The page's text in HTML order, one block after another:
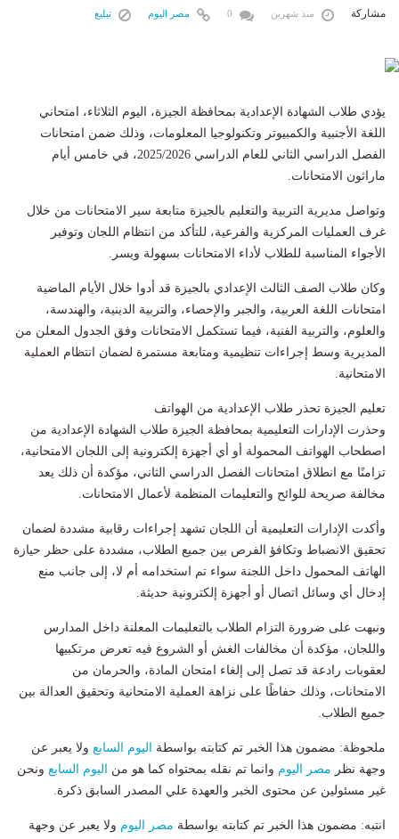
مشاركة منذ شهرين مصر اليوم تبليغ
يؤدي طلاب الشهادة الإعدادية بمحافظة الجيزة، اليوم الثلاثاء، امتحاني
اللغة الأجنبية والكمبيوتر وتكنولوجيا المعلومات، وذلك ضمن امتحانات
الفصل الدراسي الثاني للعام الدراسي 2025/2026، في خامس أيام
ماراثون الامتحانات.
وتواصل مديرية التربية والتعليم بالجيزة متابعة سير الامتحانات من خلال
غرف العمليات المركزية والفرعية، للتأكد من انتظام اللجان وتوفير
الأجواء المناسبة للطلاب لأداء الامتحانات بسهولة ويسر.
وكان طلاب الصف الثالث الإعدادي بالجيزة قد أدوا خلال الأيام الماضية
امتحانات اللغة العربية، والجبر والإحصاء، والتربية الدينية، والهندسة،
والعلوم، والتربية الفنية، فيما تستكمل الامتحانات وفق الجدول المعلن من
المديرية وسط إجراءات تنظيمية ومتابعة مستمرة لضمان انتظام العملية
الامتحانية.
تعليم الجيزة تحذر طلاب الإعدادية من الهواتف
وحذرت الإدارات التعليمية بمحافظة الجيزة طلاب الشهادة الإعدادية من
اصطحاب الهواتف المحمولة أو أي أجهزة إلكترونية إلى اللجان الامتحانية،
تزامنًا مع انطلاق امتحانات الفصل الدراسي الثاني، مؤكدة أن ذلك يعد
مخالفة صريحة للوائح والتعليمات المنظمة لأعمال الامتحانات.
وأكدت الإدارات التعليمية أن اللجان تشهد إجراءات رقابية مشددة لضمان
تحقيق الانضباط وتكافؤ الفرص بين جميع الطلاب، مشددة على حظر حيازة
الهاتف المحمول داخل اللجنة سواء تم استخدامه أم لا، إلى جانب منع
إدخال أي وسائل اتصال أو أجهزة إلكترونية حديثة.
ونبهت على ضرورة التزام الطلاب بالتعليمات المعلنة داخل المدارس
واللجان، مؤكدة أن مخالفات الغش أو الشروع فيه تعرض مرتكبيها
لعقوبات رادعة قد تصل إلى إلغاء امتحان المادة، والحرمان من
الامتحانات، وذلك حفاظًا على نزاهة العملية الامتحانية وتحقيق العدالة بين
جميع الطلاب.
ملحوظة: مضمون هذا الخبر تم كتابته بواسطة اليوم السابع ولا يعبر عن
وجهة نظر مصر اليوم وانما تم نقله بمحتواه كما هو من اليوم السابع ونحن
غير مسئولين عن محتوى الخبر والعهدة علي المصدر السابق ذكرة.
انتبه: مضمون هذا الخبر تم كتابته بواسطة مصر اليوم ولا يعبر عن وجهة